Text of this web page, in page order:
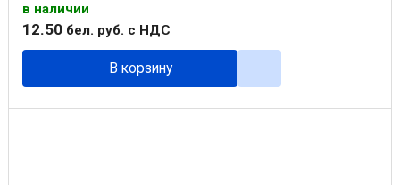
в наличии
12.50 бел. руб. с НДС
В корзину